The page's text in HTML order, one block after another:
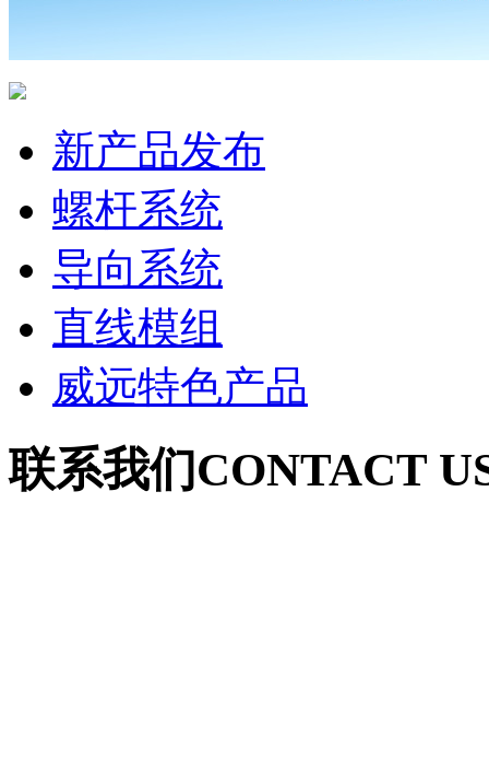
新产品发布
螺杆系统
导向系统
直线模组
威远特色产品
联系我们CONTACT